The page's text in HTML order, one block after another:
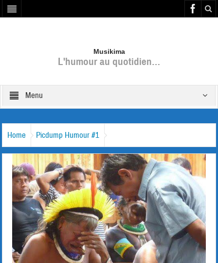
Musikima
L'humour au quotidien…
Menu
Home Picdump Humour #1
998908_10200729543934319_1565790742_n